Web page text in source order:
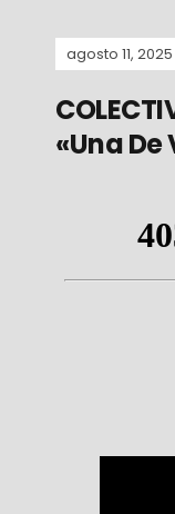
agosto 11, 2025
«Una